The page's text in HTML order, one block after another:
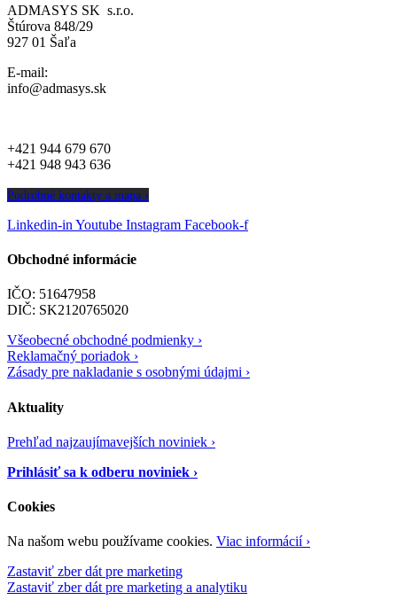
ADMASYS SK s.r.o.
Štúrova 848/29
927 01 Šaľa
E-mail:
info@admasys.sk
+421 944 679 670
+421 948 943 636
Podrobné kontakty a mapa ›
Linkedin-in Youtube Instagram Facebook-f
Obchodné informácie
IČO: 51647958
DIČ: SK2120765020
Všeobecné obchodné podmienky ›
Reklamačný poriadok ›
Zásady pre nakladanie s osobnými údajmi ›
Aktuality
Prehľad najzaujímavejších noviniek ›
Prihlásiť sa k odberu noviniek ›
Cookies
Na našom webu používame cookies. Viac informácií ›
Zastaviť zber dát pre marketing
Zastaviť zber dát pre marketing a analytiku